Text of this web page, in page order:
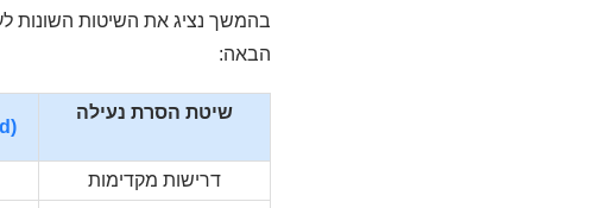
הבאה:
שיטת הסרת נעילה
דרישות מקדימות